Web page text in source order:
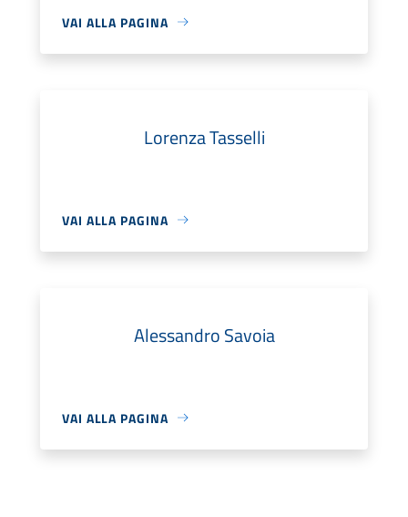
VAI ALLA PAGINA
Lorenza Tasselli
VAI ALLA PAGINA
Alessandro Savoia
VAI ALLA PAGINA